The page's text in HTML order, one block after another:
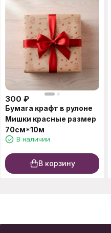
300 ₽
Бумага крафт в рулоне
Мишки красные размер
70см*10м
В наличии
В корзину